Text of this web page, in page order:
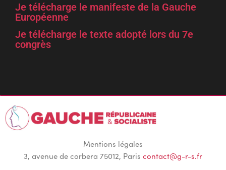
Je télécharge le manifeste de la Gauche
Européenne
Je télécharge le texte adopté lors du 7e
congrès
Mentions légales
3, avenue de corbera 75012, Paris contact@g-r-s.fr